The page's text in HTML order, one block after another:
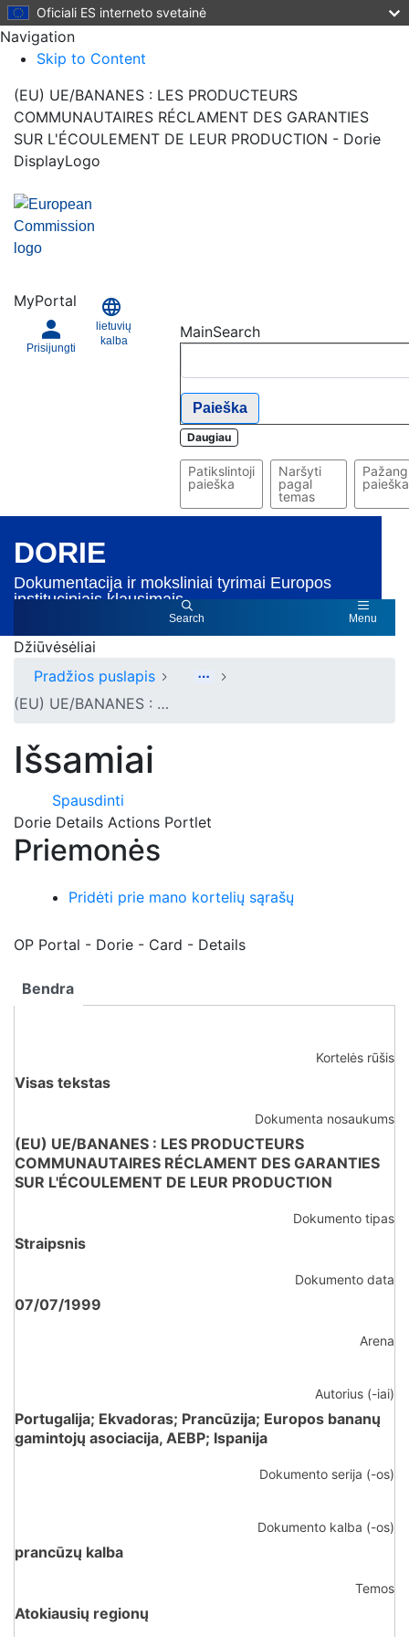
Oficiali ES interneto svetainė
Navigation
Skip to Content
(EU) UE/BANANES : LES PRODUCTEURS
COMMUNAUTAIRES RÉCLAMENT DES GARANTIES
SUR L'ÉCOULEMENT DE LEUR PRODUCTION - Dorie
DisplayLogo
MyPortal
Prisijungti
lietuvių
kalba
MainSearch
Paieška
Daugiau
Patikslintoji
paieška
Naršyti
pagal
temas
paieška
DORIE
Dokumentacija ir moksliniai tyrimai Europos
instituciniais klausimais
Search Menu
Džiūvėsėliai
Pradžios puslapis
(EU) UE/BANANES : LES PRODUCTEURS COMMUNAUTAIRES RÉCLAMENT DES GARANTIES SUR L'ÉCOULEMENT DE LEUR PRODUCTION
Išsamiai
Spausdinti
Dorie Details Actions Portlet
Priemonės
Dorie Details Actions Portlet
Pridėti prie mano kortelių sąrašų
OP Portal - Dorie - Card - Details
Bendra
Kortelės rūšis
Visas tekstas
Dokumenta nosaukums
(EU) UE/BANANES : LES PRODUCTEURS
COMMUNAUTAIRES RÉCLAMENT DES GARANTIES
SUR L'ÉCOULEMENT DE LEUR PRODUCTION
Dokumento tipas
Straipsnis
Dokumento data
07/07/1999
Arena
Autorius (-iai)
Portugalija; Ekvadoras; Prancūzija; Europos bananų
gamintojų asociacija, AEBP; Ispanija
Dokumento serija (-os)
Dokumento kalba (-os)
prancūzų kalba
Temos
Atokiausių regionų